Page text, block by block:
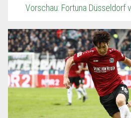
Vorschau: Fortuna Düsseldorf